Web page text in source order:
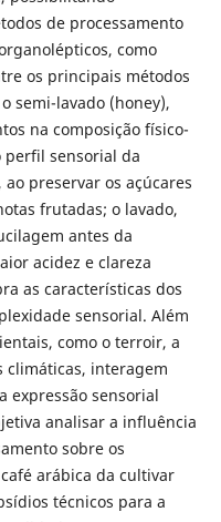
de processamento
como
os principais métodos
semi-lavado (honey),
na composição físico-
perfil sensorial da
preservar os açúcares
frutadas; o lavado,
antes da
acidez e clareza
as características dos
sensorial. Além
como o terroir, a
climáticas, interagem
expressão sensorial
analisar a influência
sobre os
arábica da cultivar
técnicos para a